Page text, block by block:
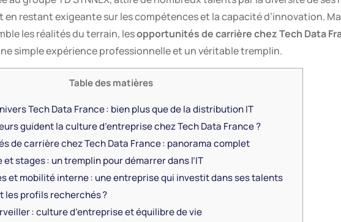
en restant exigeante sur les compétences et la capacité d’innovation.
les réalités du terrain, lesopportunités de carrière chez Tech Data
simple expérience professionnelle et un véritable tremplin.
Table des matières
Tech Data France : bien plus que de la distribution IT
guident la culture d’entreprise chez Tech Data France ?
de carrière chez Tech Data France : panorama complet
stages : un tremplin pour démarrer dans l’IT
et mobilité interne : une entreprise qui investit dans ses talents
les profils recherchés ?
: culture d’entreprise et équilibre de vie